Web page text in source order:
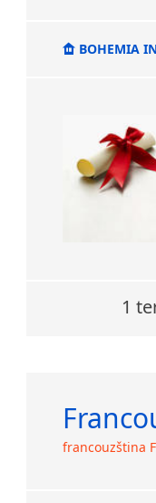
BOHEMIA
1
francouzština